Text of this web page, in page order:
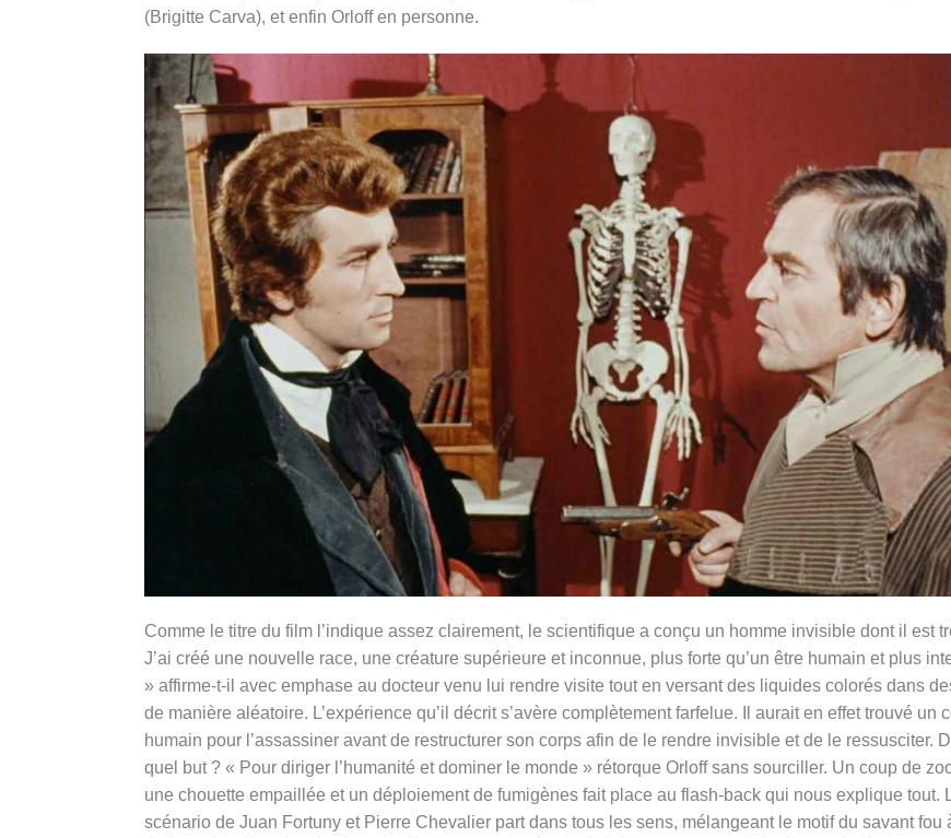
(Brigitte Carva), et enfin Orloff en personne.
Comme le titre du film l’indique assez clairement, le scientifique a conçu un homme invisible dont il est
J’ai créé une nouvelle race, une créature supérieure et inconnue, plus forte qu’un être humain et plus
» affirme-t-il avec emphase au docteur venu lui rendre visite tout en versant des liquides colorés dans
de manière aléatoire. L’expérience qu’il décrit s’avère complètement farfelue. Il aurait en effet trouvé un
humain pour l’assassiner avant de restructurer son corps afin de le rendre invisible et de le ressusciter.
quel but ? « Pour diriger l’humanité et dominer le monde » rétorque Orloff sans sourciller. Un coup de
une chouette empaillée et un déploiement de fumigènes fait place au flash-back qui nous explique tout.
scénario de Juan Fortuny et Pierre Chevalier part dans tous les sens, mélangeant le motif du savant fou